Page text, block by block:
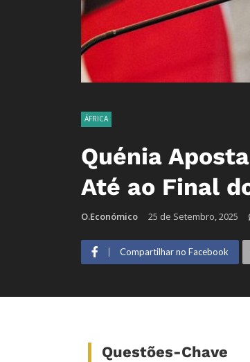
ÁFRICA
Quénia
Até ao Final
O.Económico 25 de Setembro, 2025
Compartilhar no Facebook
Questões-Chave